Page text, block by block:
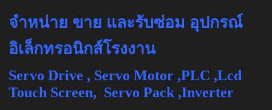
จำหน่าย ขาย และรับซ่อม อุปกรณ์
อิเล็กทรอนิกส์โรงงาน
Servo Drive , Servo Motor ,PLC ,Lcd
Touch Screen, Servo Pack ,Inverter